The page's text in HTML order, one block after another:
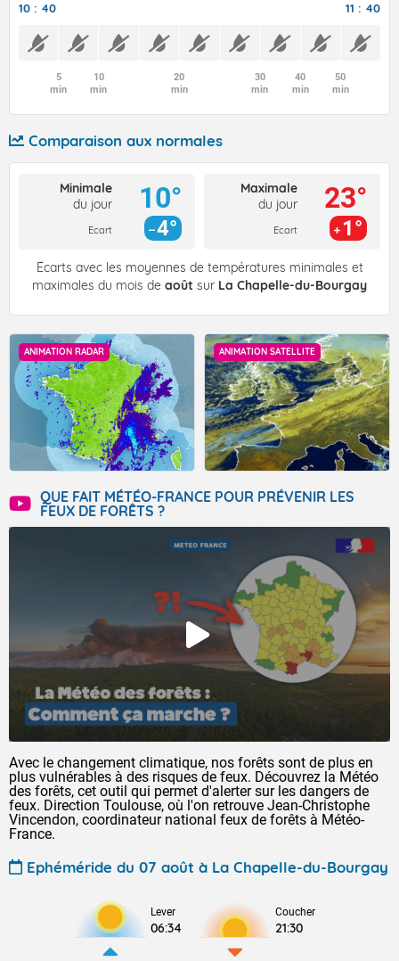
10 : 40 11 : 40
5
min
10
min
20
min
30
min
40
min
50
min
Comparaison aux normales
Minimale
du jour
Ecart
10°
4°
Maximale
du jour
Ecart
23°
1°
Écarts avec les moyennes de températures minimales et
maximales du mois de août sur La Chapelle-du-Bourgay
ANIMATION RADAR ANIMATION SATELLITE
QUE FAIT MÉTÉO-FRANCE POUR PRÉVENIR LES
FEUX DE FORÊTS ?
Avec le changement climatique, nos forêts sont de plus en
plus vulnérables à des risques de feux. Découvrez la Météo
des forêts, cet outil qui permet d'alerter sur les dangers de
feux. Direction Toulouse, où l'on retrouve Jean-Christophe
Vincendon, coordinateur national feux de forêts à Météo-
France.
Ephéméride du 07 août à La Chapelle-du-Bourgay
Lever
06:34
Coucher
21:30